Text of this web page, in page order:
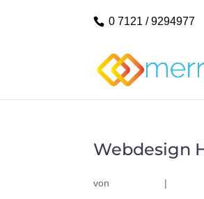
0 7121 / 9294977
Webdesign
von |